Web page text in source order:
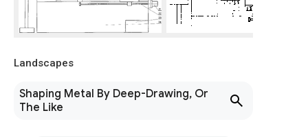
Landscapes
Shaping Metal By Deep-Drawing, Or
The Like